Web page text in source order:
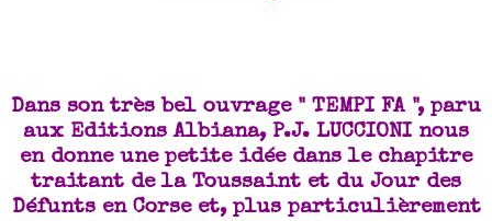
Dans son très bel ouvrage " TEMPI FA ", paru
aux Editions Albiana, P.J. LUCCIONI nous
en donne une petite idée dans le chapitre
traitant de la Toussaint et du Jour des
Défunts en Corse et, plus particulièrement